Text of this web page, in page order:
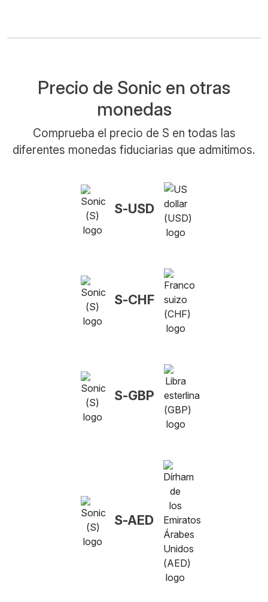
Precio de Sonic en otras
monedas
Comprueba el precio de S en todas las
diferentes monedas fiduciarias que admitimos.
S-USD
S-CHF
S-GBP
S-AED